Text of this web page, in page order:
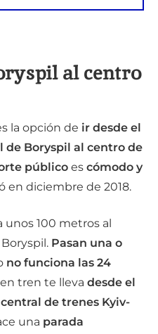
al centro
la opción de ir desde el
Boryspil al centro de
público es cómodo y
en diciembre de 2018.
unos 100 metros al
Pasan una o
no funciona las 24
en tren te lleva desde el
de trenes Kyiv-
una parada